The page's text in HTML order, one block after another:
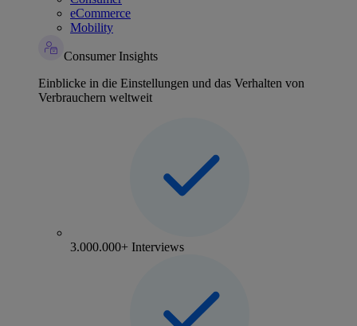
eCommerce
Mobility
Consumer Insights
Einblicke in die Einstellungen und das Verhalten von
Verbrauchern weltweit
3.000.000+ Interviews